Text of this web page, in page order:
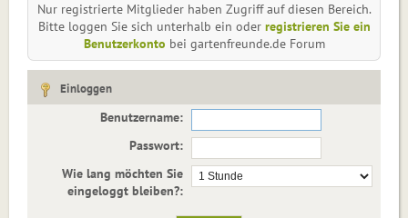
Nur registrierte Mitglieder haben Zugriff auf diesen Bereich.
Bitte loggen Sie sich unterhalb ein oder registrieren Sie ein
Benutzerkonto bei gartenfreunde.de Forum
Einloggen
Benutzername:
Passwort:
Wie lang möchten Sie
eingeloggt bleiben?: